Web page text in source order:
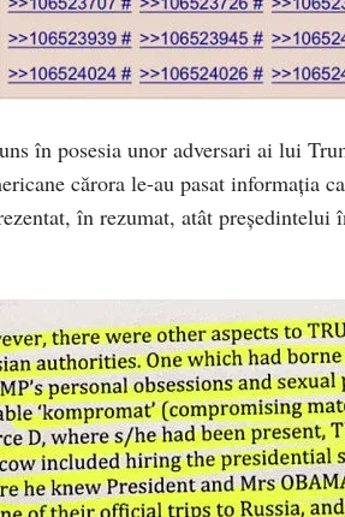
în posesia unor adversari ai lui
cărora le-au pasat informația
în rezumat, atât